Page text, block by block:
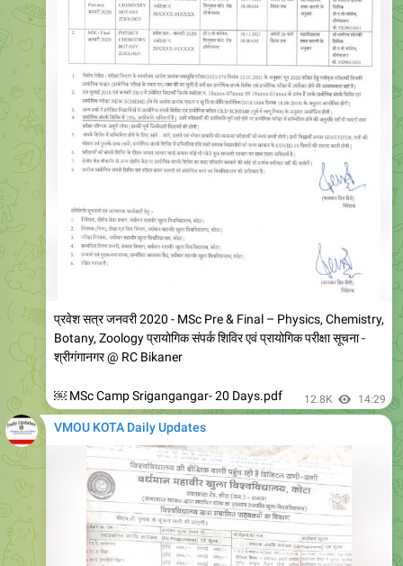
प्रवेश सत्र जनवरी 2020 - MSc Pre & Final – Physics, Chemistry,
Botany, Zoology प्रायोगिक संपर्क शिविर एवं प्रायोगिक परीक्षा सूचना -
श्रीगंगानगर @ RC Bikaner
￼ MSc Camp Srigangangar- 20 Days.pdf 12.8K 14:29
VMOU KOTA Daily Updates